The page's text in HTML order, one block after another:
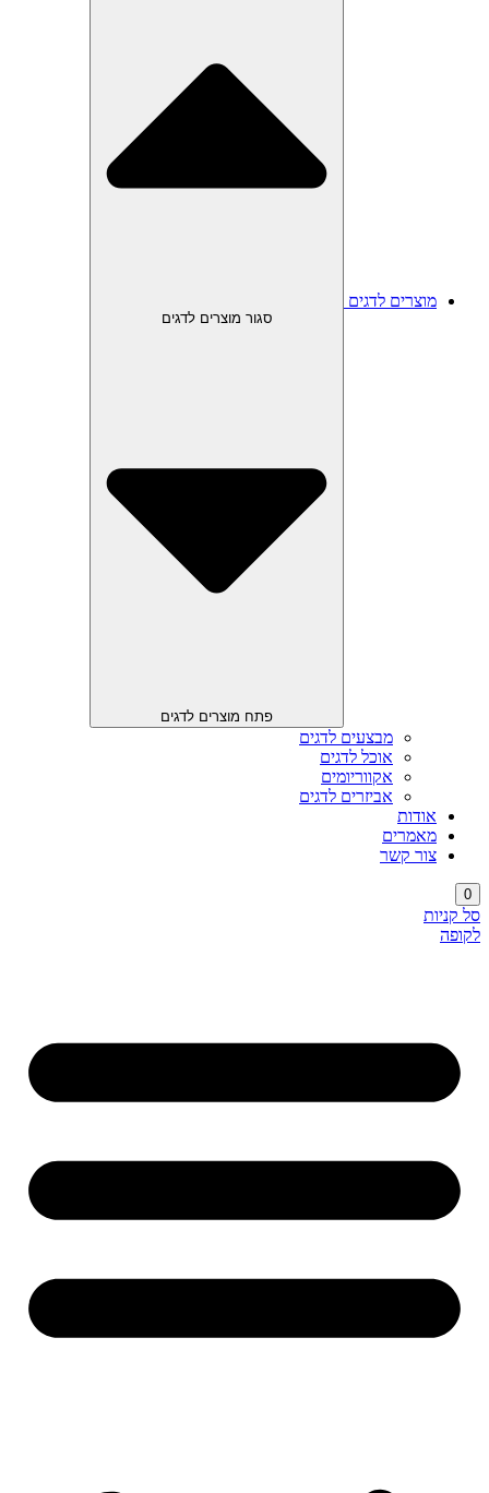
מוצרים לדגים
סגור מוצרים לדגים
פתח מוצרים לדגים
מבצעים לדגים
אוכל לדגים
אקווריומים
אביזרים לדגים
אודות
מאמרים
צור קשר
0
סל קניות
לקופה